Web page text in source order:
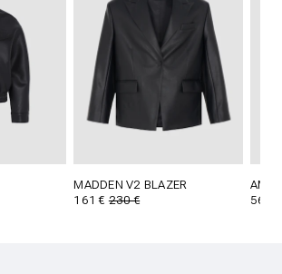
MADDEN V2 BLAZER
161 €230 €
56 €